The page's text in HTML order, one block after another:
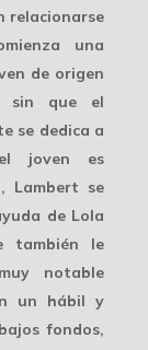
relacionarse
una
de origen
sin que el
se dedica a
joven es
Lambert se
de Lola
también le
notable
un hábil y
fondos,